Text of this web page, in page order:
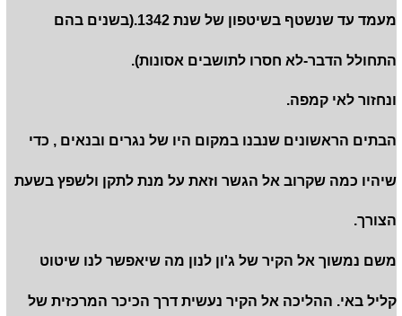
מעמד עד שנשטף בשיטפון של שנת 1342.(בשנים בהם
התחולל הדבר-לא חסרו לתושבים אסונות).
ונחזור לאי קמפה.
הבתים הראשונים שנבנו במקום היו של נגרים ובנאים , כדי
שיהיו כמה שקרוב אל הגשר וזאת על מנת לתקן ולשפץ בשעת
הצורך.
משם נמשוך אל הקיר של ג'ון לנון מה שיאפשר לנו שיטוט
קליל באי. ההליכה אל הקיר נעשית דרך הכיכר המרכזית של